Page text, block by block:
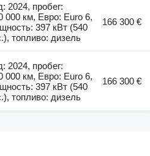
2024, пробег:
000 км, Евро: Euro 6,
397 кВт (540
топливо: дизель
166 300 €
2024, пробег:
000 км, Евро: Euro 6,
397 кВт (540
топливо: дизель
166 300 €